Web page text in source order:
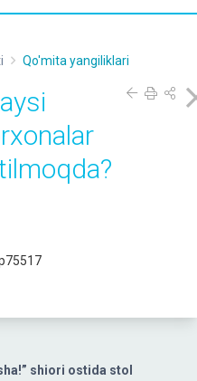
shiori ostida stol
Qo'mita yangiliklari